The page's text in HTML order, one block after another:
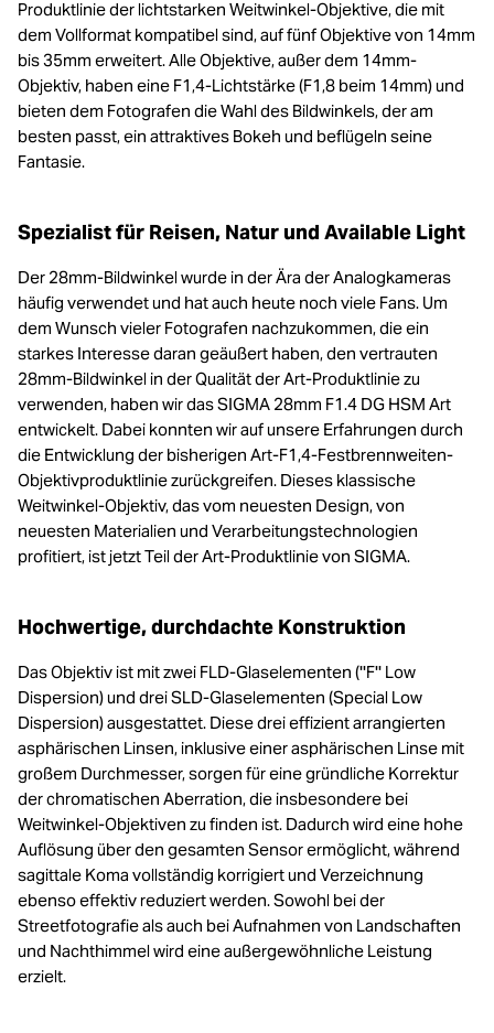
Produktlinie der lichtstarken Weitwinkel-Objektive, die mit
dem Vollformat kompatibel sind, auf fünf Objektive von 14mm
bis 35mm erweitert. Alle Objektive, außer dem 14mm-
Objektiv, haben eine F1,4-Lichtstärke (F1,8 beim 14mm) und
bieten dem Fotografen die Wahl des Bildwinkels, der am
besten passt, ein attraktives Bokeh und beflügeln seine
Fantasie.
Spezialist für Reisen, Natur und Available Light
Der 28mm-Bildwinkel wurde in der Ära der Analogkameras
häufig verwendet und hat auch heute noch viele Fans. Um
dem Wunsch vieler Fotografen nachzukommen, die ein
starkes Interesse daran geäußert haben, den vertrauten
28mm-Bildwinkel in der Qualität der Art-Produktlinie zu
verwenden, haben wir das SIGMA 28mm F1.4 DG HSM Art
entwickelt. Dabei konnten wir auf unsere Erfahrungen durch
die Entwicklung der bisherigen Art-F1,4-Festbrennweiten-
Objektivproduktlinie zurückgreifen. Dieses klassische
Weitwinkel-Objektiv, das vom neuesten Design, von
neuesten Materialien und Verarbeitungstechnologien
profitiert, ist jetzt Teil der Art-Produktlinie von SIGMA.
Hochwertige, durchdachte Konstruktion
Das Objektiv ist mit zwei FLD-Glaselementen (''F'' Low
Dispersion) und drei SLD-Glaselementen (Special Low
Dispersion) ausgestattet. Diese drei effizient arrangierten
asphärischen Linsen, inklusive einer asphärischen Linse mit
großem Durchmesser, sorgen für eine gründliche Korrektur
der chromatischen Aberration, die insbesondere bei
Weitwinkel-Objektiven zu finden ist. Dadurch wird eine hohe
Auflösung über den gesamten Sensor ermöglicht, während
sagittale Koma vollständig korrigiert und Verzeichnung
ebenso effektiv reduziert werden. Sowohl bei der
Streetfotografie als auch bei Aufnahmen von Landschaften
und Nachthimmel wird eine außergewöhnliche Leistung
erzielt.